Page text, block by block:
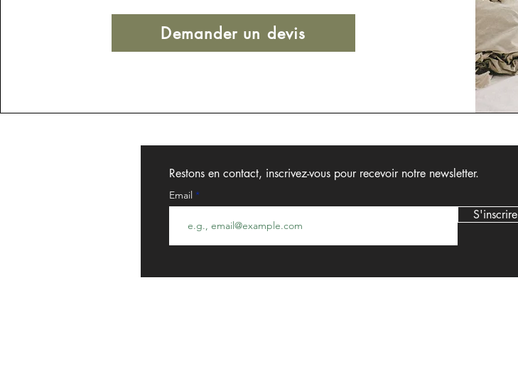
Demander un devis
Restons en contact, inscrivez-vous pour recevoir notre newsletter.
Email
S'inscrire